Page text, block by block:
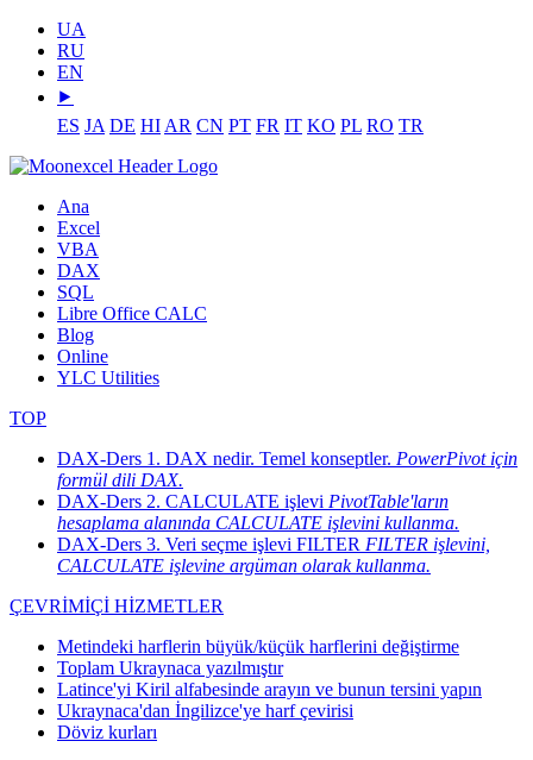
UA
RU
EN
⯈
ES JA DE HI AR CN PT FR IT KO PL RO TR
Ana
Excel
VBA
DAX
SQL
Libre Office CALC
Blog
Online
YLC Utilities
TOP
DAX-Ders 1. DAX nedir. Temel konseptler. PowerPivot için
formül dili DAX.
DAX-Ders 2. CALCULATE işlevi PivotTable'ların
hesaplama alanında CALCULATE işlevini kullanma.
DAX-Ders 3. Veri seçme işlevi FILTER FILTER işlevini,
CALCULATE işlevine argüman olarak kullanma.
ÇEVRİMİÇİ HİZMETLER
Metindeki harflerin büyük/küçük harflerini değiştirme
Toplam Ukraynaca yazılmıştır
Latince'yi Kiril alfabesinde arayın ve bunun tersini yapın
Ukraynaca'dan İngilizce'ye harf çevirisi
Döviz kurları